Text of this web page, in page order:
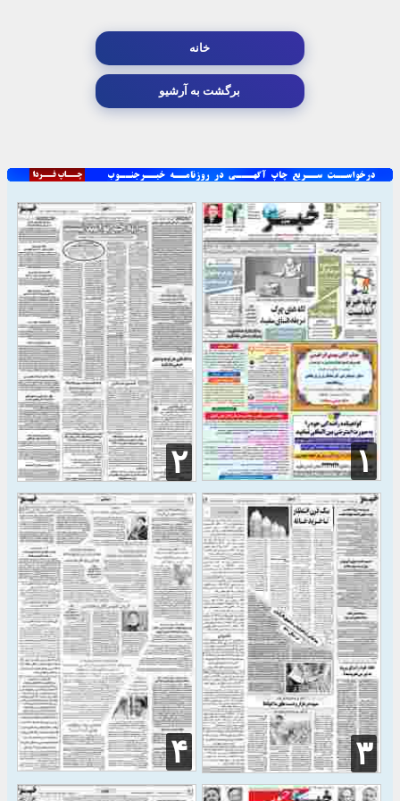
خانه
برگشت به آرشیو
۱ ۲
۳ ۴